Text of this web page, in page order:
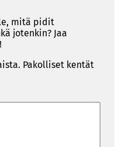
mitä pidit
jotenkin? Jaa
Pakolliset kentät